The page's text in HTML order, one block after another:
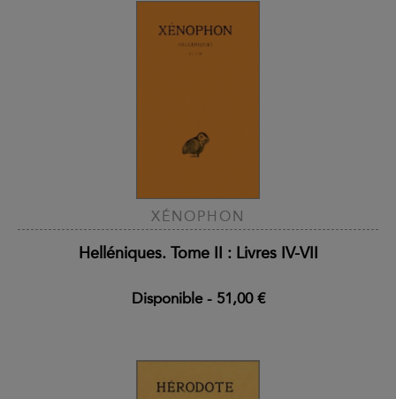
XÉNOPHON
Helléniques. Tome II : Livres IV-VII
Disponible- 51,00 €